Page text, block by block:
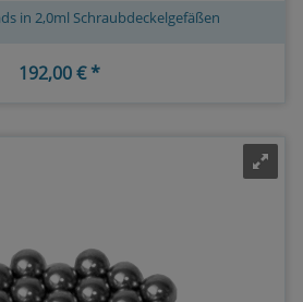
in 2,0ml Schraubdeckelgefäßen
192,00 € *